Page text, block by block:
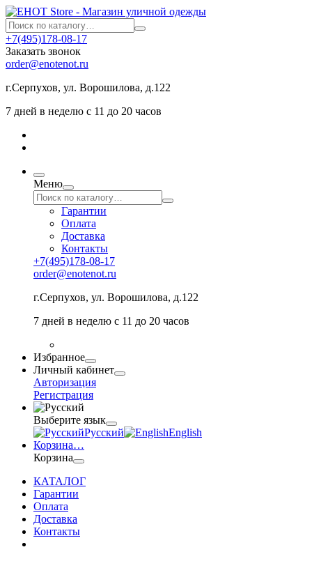
+7(495)178-08-17
Заказать звонок
order@enotenot.ru
г.Серпухов, ул. Ворошилова, д.122
7 дней в неделю с 11 до 20 часов
Меню
Гарантии
Оплата
Доставка
Контакты
+7(495)178-08-17
order@enotenot.ru
г.Серпухов, ул. Ворошилова, д.122
7 дней в неделю с 11 до 20 часов
Избранное
Личный кабинет
Авторизация
Регистрация
Выберите язык
Русский
English
Корзина…
Корзина
КАТАЛОГ
Гарантии
Оплата
Доставка
Контакты